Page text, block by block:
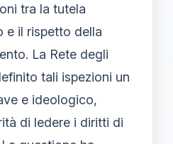
tra la tutela
e il rispetto della
La Rete degli
tali ispezioni un
e ideologico,
di ledere i diritti di